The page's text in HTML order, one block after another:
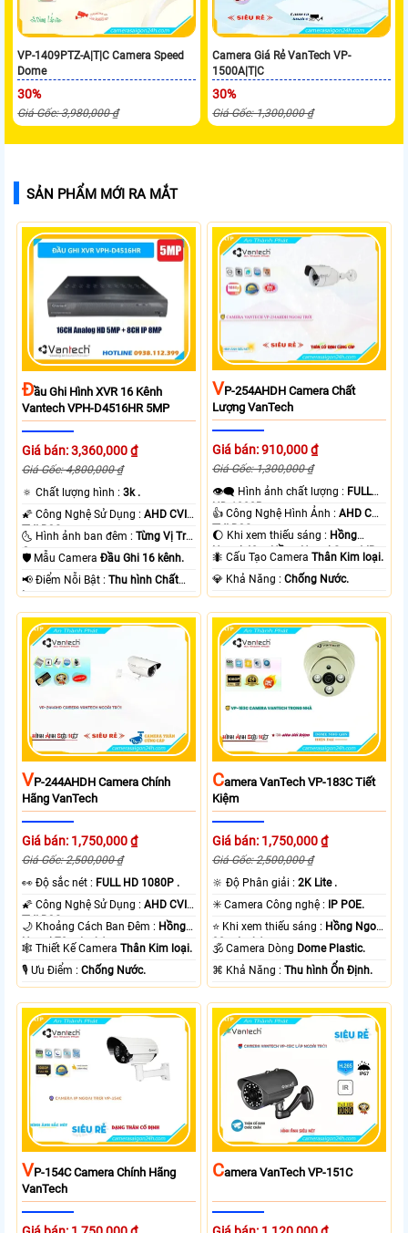
VP-1409PTZ-A|T|C Camera Speed
Dome
30%
Giá Gốc: 3,980,000 ₫
Camera Giá Rẻ VanTech VP-
1500A|T|C
30%
Giá Gốc: 1,300,000 ₫
SẢN PHẨM MỚI RA MẮT
ĐẦu Ghi Hình XVR 16 Kênh
Vantech VPH-D4516HR 5MP
Giá bán: 3,360,000 ₫
Giá Gốc: 4,800,000 ₫
🔅 Chất lượng hình :3k .
🌠 Công Nghệ Sử Dụng :AHD CVI
TVI BCS.
🌜 Hình ảnh ban đêm :Từng Vị Trí
Camera .
🛡 Mẫu CameraĐầu Ghi 16 kênh.
️📢 Điểm Nỗi Bật :Thu hình Chất
Lượng.
VP-254AHDH Camera Chất
Lượng VanTech
Giá bán: 910,000 ₫
Giá Gốc: 1,300,000 ₫
👁️‍🗨 Hình ảnh chất lượng : FULL
HD 1080P .
👍 Công Nghệ Hình Ảnh :AHD CVI
TVI BCS.
🌔 Khi xem thiếu sáng : Hồng
Ngoại 40m Hồng Ngoại Smart IR.
🐜 Cấu Tạo CameraThân Kim loại.
️💎 Khả Năng :Chống Nước.
VP-244AHDH Camera Chính
Hãng VanTech
Giá bán: 1,750,000 ₫
Giá Gốc: 2,500,000 ₫
️👀 Độ sắc nét : FULL HD 1080P .
🌠 Công Nghệ Sử Dụng :AHD CVI
TVI BCS.
🌙 Khoảng Cách Ban Đêm : Hồng
Ngoại 70m Led Array.
🕸️ Thiết Kế CameraThân Kim loại.
️🎙 Ưu Điểm :Chống Nước.
CAmera VanTech VP-183C Tiết
Kiệm
Giá bán: 1,750,000 ₫
Giá Gốc: 2,500,000 ₫
🔆 Độ Phân giải :2K Lite .
✳️ Camera Công nghệ :
IP POE.
⭐ Khi xem thiếu sáng : Hồng Ngoại
30m Led Array.
🕉️ Camera Dòng Dome Plastic.
️⌘ Khả Năng :Thu hình Ổn Định.
VP-154C Camera Chính Hãng
VanTech
CAmera VanTech VP-151C